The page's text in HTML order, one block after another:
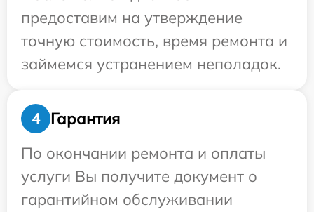
предоставим на утверждение
точную стоимость, время ремонта и
займемся устранением неполадок.
4
Гарантия
По окончании ремонта и оплаты
услуги Вы получите документ о
гарантийном обслуживании